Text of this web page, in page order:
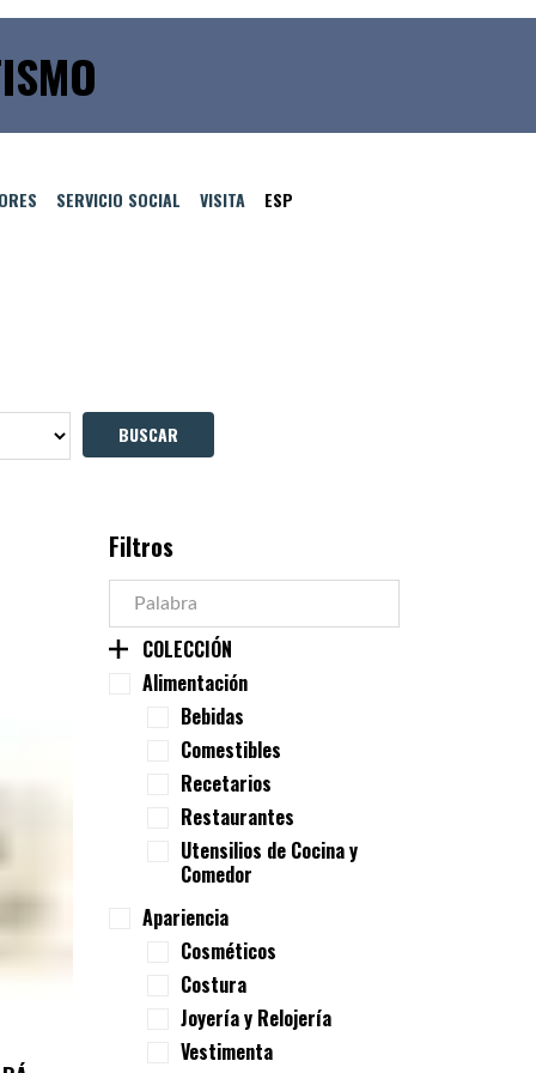
SERVICIO SOCIAL VISITA ESP
Filtros
COLECCIÓN
Alimentación
Bebidas
Comestibles
Recetarios
Restaurantes
Utensilios de Cocina y
Comedor
Apariencia
Cosméticos
Costura
Joyería y Relojería
Vestimenta